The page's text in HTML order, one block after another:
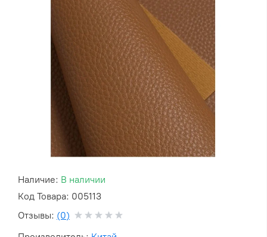
Наличие: В наличии
Код Товара: 005113
Отзывы: (0)